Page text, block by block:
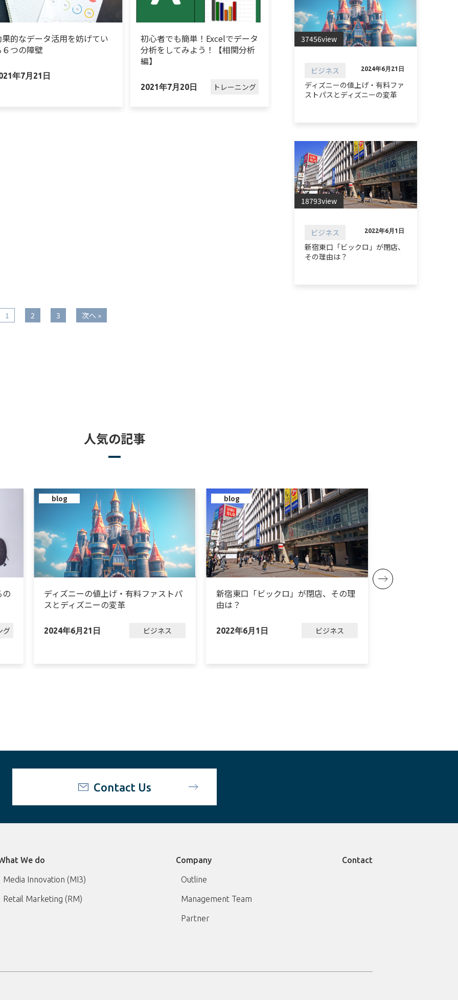
果的なデータ活用を妨げてい
６つの障壁
年7月21日
初心者でも簡単！Excelでデータ
分析をしてみよう！【相関分析
編】
2021年7月20日 トレーニング
1 2 3 次へ »
37456view
ビジネス 2024年6月21日
ディズニーの値上げ・有料ファ
ストパスとディズニーの変革
18793view
ビジネス 2022年6月1日
新宿東口「ビックロ」が閉店、
その理由は？
人気の記事
グ
blog
ディズニーの値上げ・有料ファストパ
スとディズニーの変革
2024年6月21日 ビジネス
blog
新宿東口「ビックロ」が閉店、その理
由は？
2022年6月1日 ビジネス
Contact Us
We do
Media Innovation (MI3)
Retail Marketing (RM)
Company
Outline
Management Team
Partner
Contact